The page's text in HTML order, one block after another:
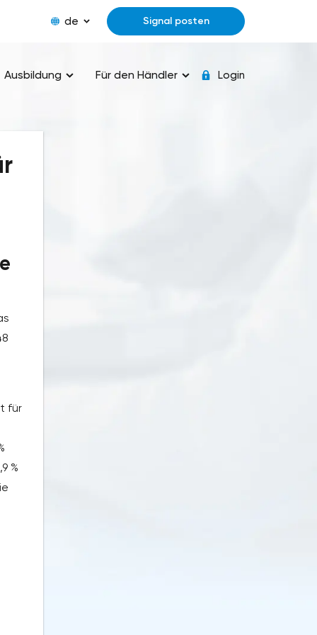
de Signal posten
Ausbildung Für den Händler Login
für
%